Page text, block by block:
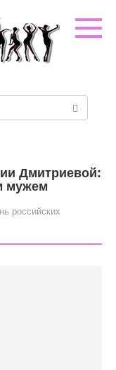
Дмитриевой:
мужем
российских